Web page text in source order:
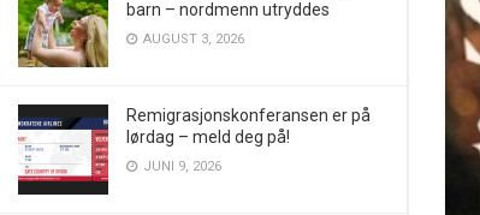
barn – nordmenn utryddes
AUGUST 3, 2026
Remigrasjonskonferansen er på
lørdag – meld deg på!
JUNI 9, 2026